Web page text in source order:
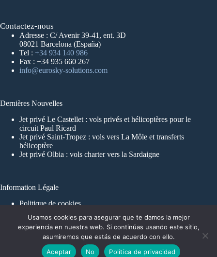
Contactez-nous
Adresse : C/ Avenir 39-41, ent. 3D
08021 Barcelona (España)
Tel : +34 934 140 986
Fax : +34 935 660 267
info@eurosky-solutions.com
Dernières Nouvelles
Jet privé Le Castellet : vols privés et hélicoptères pour le
circuit Paul Ricard
Jet privé Saint-Tropez : vols vers La Môle et transferts
hélicoptère
Jet privé Olbia : vols charter vers la Sardaigne
Information Légale
Politique de cookies
Usamos cookies para asegurar que te damos la mejor
experiencia en nuestra web. Si continúas usando este sitio,
asumiremos que estás de acuerdo con ello.
Aceptar
No Política de privacidad